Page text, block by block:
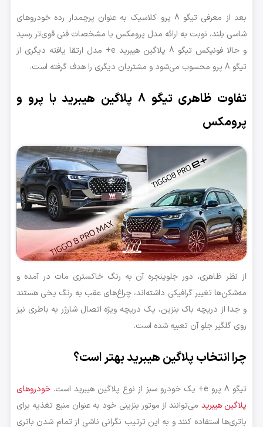
بعد از معرفی تیگو 8 پرو کلاسیک به عنوان پرچمدار رده خودروهای
شاسی بلند، نوبت به ارائه مدل پرومکس با مشخصات فنی قوی‌تر رسید
و حالا فونیکس تیگو 8 پلاگین هیبرید e+ مدل ارتقا یافته دیگری از
تیگو 8 پرو محسوب می‌شود و مشتریان دیگری را هدف گرفته است.
تفاوت ظاهری تیگو 8 پلاگین هیبرید با پرو و
پرومکس
از نظر ظاهری، دور جلوپنجره آن به رنگ خاکستری مات در آمده و
مه‌شکن‌ها تغییر گرافیکی داشته‌اند، چراغ‌های عقب به رنگ یخی هستند
و جدا از دریچه باک بنزین، یک دریچه ویژه اتصال شارژر به باطری نیز
روی گلگیر جلو آن تعبیه شده است.
چرا انتخاب پلاگین هیبرید بهتر است؟
تیگو 8 پرو e+ یک خودرو سبز از نوع پلاگین هیبرید است.
خودروهای
پلاگین هیبرید می‌توانند از موتور بنزینی خود به عنوان منبع تغذیه برای
باتری‌ها استفاده کنند و به این ترتیب نگرانی ناشی از تمام شدن باتری